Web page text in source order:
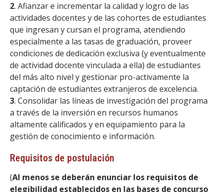
2. Afianzar e incrementar la calidad y logro de las
actividades docentes y de las cohortes de estudiantes
que ingresan y cursan el programa, atendiendo
especialmente a las tasas de graduación, proveer
condiciones de dedicación exclusiva (y eventualmente
de actividad docente vinculada a ella) de estudiantes
del más alto nivel y gestionar pro-activamente la
captación de estudiantes extranjeros de excelencia.
3. Consolidar las líneas de investigación del programa
a través de la inversión en recursos humanos
altamente calificados y en equipamiento para la
gestión de conocimiento e información.
Requisitos de postulación
(Al menos se deberán enunciar los requisitos de
elegibilidad establecidos en las bases de concurso